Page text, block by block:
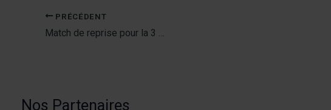
PRÉCÉDENT
Match de reprise pour la 3 …
Nos Partenaires